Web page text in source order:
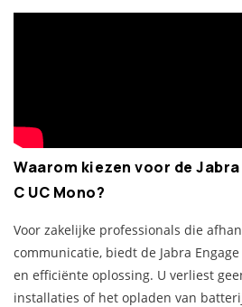
Waarom kiezen voor de Jabra
C UC Mono?
Voor zakelijke professionals die
communicatie, biedt de Jabra
en efficiënte oplossing. U verliest
installaties of het opladen van